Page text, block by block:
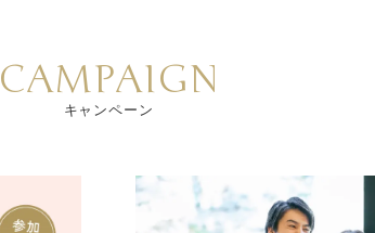
CAMPAIGN
キャンペーン